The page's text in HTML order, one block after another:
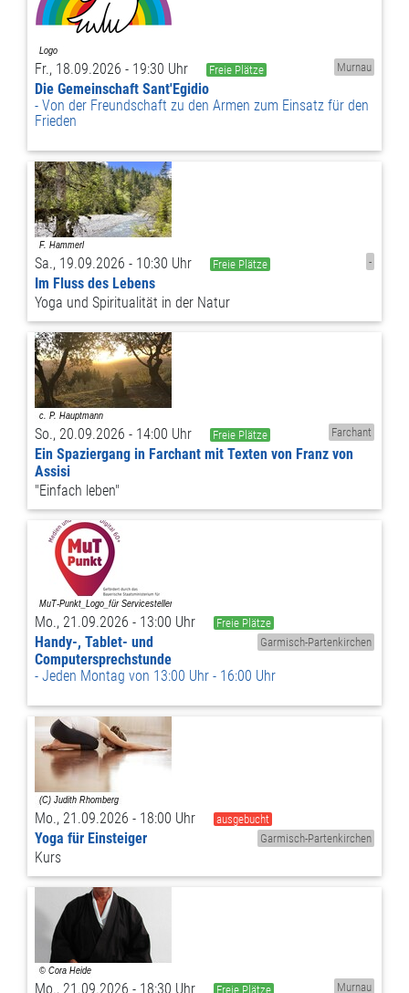
Fr., 18.09.2026 - 19:30 Uhr Freie Plätze Murnau
Die Gemeinschaft Sant'Egidio
Von der Freundschaft zu den Armen zum Einsatz für den
Frieden
Sa., 19.09.2026 - 10:30 Uhr Freie Plätze -
Im Fluss des Lebens
Yoga und Spiritualität in der Natur
So., 20.09.2026 - 14:00 Uhr Freie Plätze Farchant
Ein Spaziergang in Farchant mit Texten von Franz von
Assisi
"Einfach leben"
Mo., 21.09.2026 - 13:00 Uhr
Freie Plätze
Garmisch-Partenkirchen
Handy-, Tablet- und
Computersprechstunde
Jeden Montag von 13:00 Uhr - 16:00 Uhr
Mo., 21.09.2026 - 18:00 Uhr
ausgebucht
Garmisch-Partenkirchen
Yoga für Einsteiger
Kurs
Mo., 21.09.2026 - 18:30 Uhr Freie Plätze Murnau